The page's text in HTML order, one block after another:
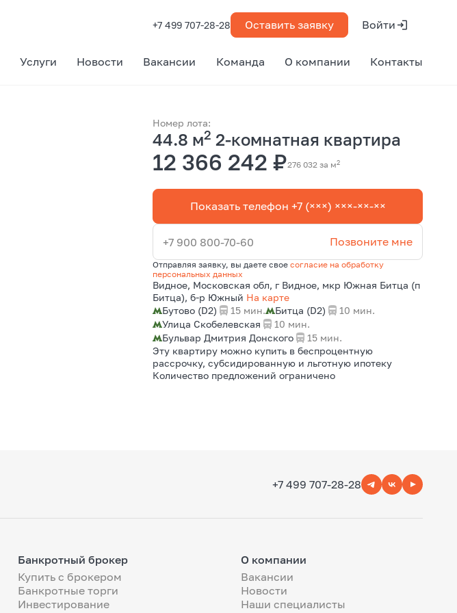
+7 499 707-28-28 Оставить заявку Войти
Услуги Новости Вакансии Команда О компании Контакты
Номер лота:
44.8 м2 2-комнатная квартира
12 366 242 ₽276 032 за м2
Показать телефон +7 (×××) ×××-××-××
+7 900 800-70-60 Позвоните мне
Отправляя заявку, вы даете своесогласие на обработку
персональных данных
Видное, Московская обл, г Видное, мкр Южная Битца (п
Битца), б-р Южный На карте
Бутово (D2)
15 мин. Битца (D2)
10 мин.
Улица Скобелевская
10 мин.
Бульвар Дмитрия Донского
15 мин.
Эту квартиру можно купить в беспроцентную
рассрочку, субсидированную и льготную ипотеку
Количество предложений ограничено
+7 499 707-28-28
Банкротный брокер
Купить с брокером
Банкротные торги
Инвестирование
О компании
Вакансии
Новости
Наши специалисты